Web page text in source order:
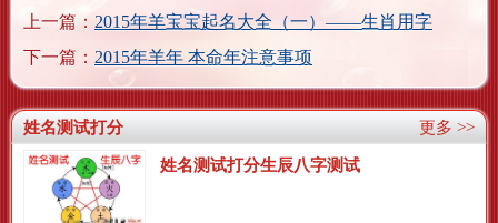
上一篇： 2015年羊宝宝起名大全（一）——生肖用字
下一篇： 2015年羊年 本命年注意事项
更多 >>
姓名测试打分
姓名测试打分生辰八字测试